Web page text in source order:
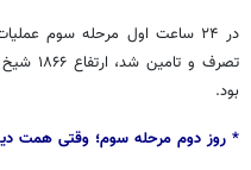
بود.
* روز دوم مرحله سوم؛ وقتی همت